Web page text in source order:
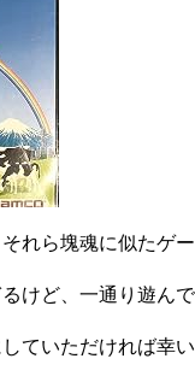
れら塊魂に似たゲ
るけど、一通り遊ん
ていただければ幸い